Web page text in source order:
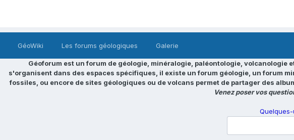
GéoWiki Les forums géologiques Galerie
Géoforum est un forum de géologie, minéralogie, paléontologie,
s'organisent dans des espaces spécifiques, il existe un forum géologie, un forum
fossiles, ou encore de sites géologiques ou de volcans permet de partager des
Venez poser vos